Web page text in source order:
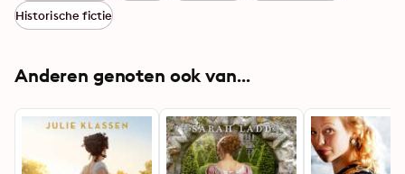
Historische fictie
Anderen genoten ook van...